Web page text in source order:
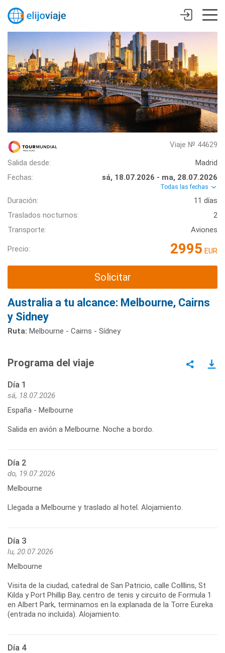
Viaje № 44629
Salida desde:
Madrid
Fechas:
sá, 18.07.2026 - ma, 28.07.2026
Todas las fechas
Duración:
11 días
Traslados nocturnos:
2
Transporte:
Aviones
Precio: 2995 EUR
Solicitar
Australia a tu alcance: Melbourne, Cairns
y Sidney
Ruta: Melbourne - Cairns - Sídney
Programa del viaje
Día 1
sá, 18.07.2026
España - Melbourne
Salida en avión a Melbourne. Noche a bordo.
Día 2
do, 19.07.2026
Melbourne
Llegada a Melbourne y traslado al hotel. Alojamiento.
Día 3
lu, 20.07.2026
Melbourne
Visita de la ciudad, catedral de San Patricio, calle Colllins, St
Kilda y Port Phillip Bay, centro de tenis y circuito de Formula 1
en Albert Park, terminamos en la explanada de la Torre Eureka
Día 4